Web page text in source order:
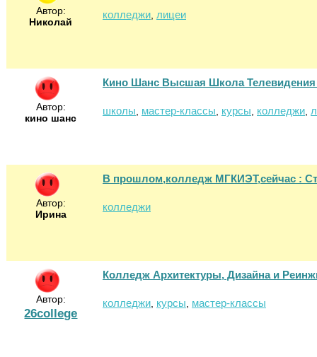
Автор:
Николай
колледжи лицеи
Автор:
кино шанс
Кино Шанс Высшая Школа Телевидения
школы мастер-классы курсы колледжи
Автор:
Ирина
В прошлом,колледж МГКИЭТ,сейчас :
колледжи
Автор:
26college
Колледж Архитектуры, Дизайна и
колледжи курсы мастер-классы